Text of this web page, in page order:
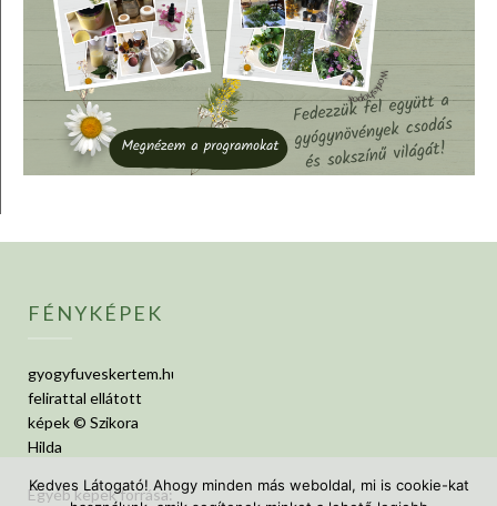
FÉNYKÉPEK
gyogyfuveskertem.hu
felirattal ellátott
képek © Szikora
Hilda
Egyéb képek forrása:
Kedves Látogató! Ahogy minden más weboldal, mi is cookie-kat